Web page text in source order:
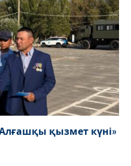
қызмет күні»